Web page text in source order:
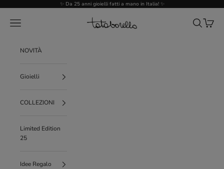
✨ Da 25 anni gioielli fatti a mano in Italia! ✨
Tataborello
Menù CercaCarrello
NOVITÀ
Gioielli
COLLEZIONI
Limited Edition
25
Idee Regalo